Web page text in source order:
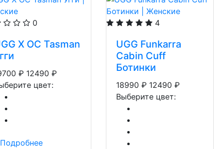
0
X OC Tasman
₽ 12490 ₽
цвет:
Подробнее
4
UGG Funkarra
Cabin Cuff
Ботинки
18990 ₽ 12490 ₽
Выберите цвет: